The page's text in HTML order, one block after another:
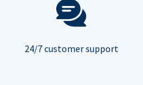
24/7 customer support